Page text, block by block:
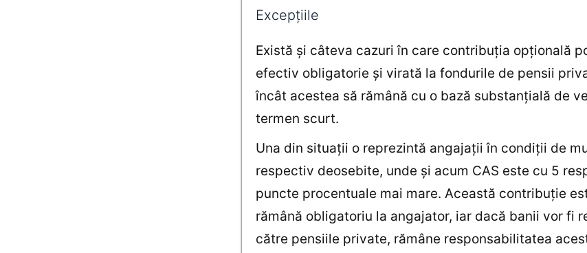
Excepțiile
Există și câteva cazuri în care contribuția opțională
efectiv obligatorie și virată la fondurile de pensii
încât acestea să rămână cu o bază substanțială de
termen scurt.
Una din situații o reprezintă angajații în condiții de
respectiv deosebite, unde și acum CAS este cu 5
puncte procentuale mai mare. Această contribuție
rămână obligatoriu la angajator, iar dacă banii vor fi
către pensiile private, rămâne responsabilitatea